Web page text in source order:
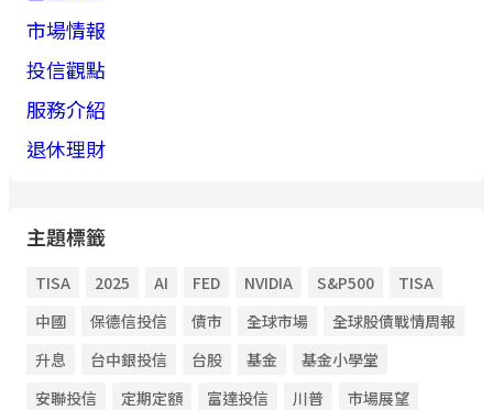
市場情報
投信觀點
服務介紹
退休理財
主題標籤
TISA 2025 AI FED NVIDIA S&P500
TISA
中國
保德信投信 債市 全球市場
全球股債戰情周報
升息
台中銀投信 台股 基金
基金小學堂
安聯投信
定期定額 富達投信 川普
市場展望